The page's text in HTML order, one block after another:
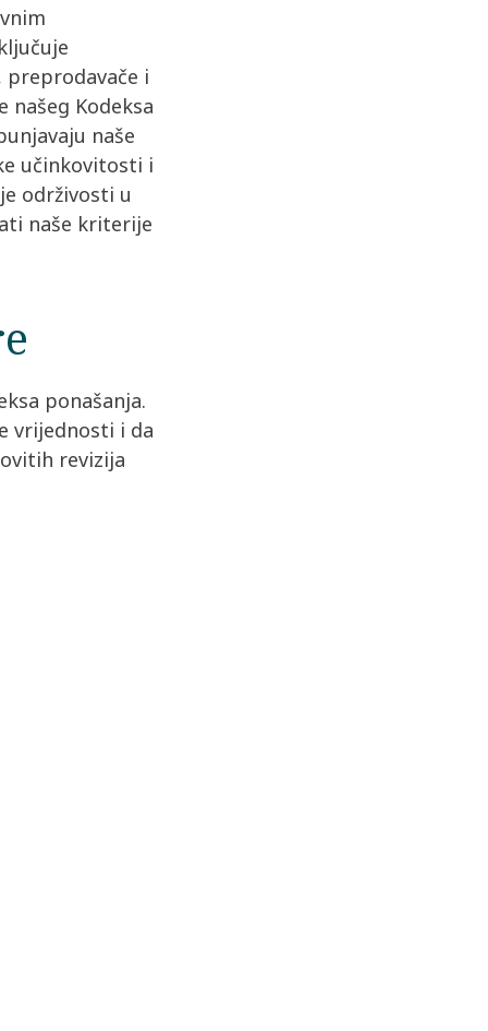
i
Kodeksa
naše
učinkovitosti i
održivosti u
naše kriterije
ponašanja.
vrijednosti i da
revizija